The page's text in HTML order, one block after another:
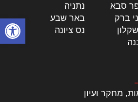
פתח
סבא נתניה
ברק באר שבע
נס ציונה
מחקר ועיון